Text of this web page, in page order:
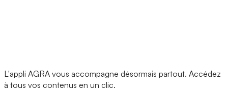
L'appli AGRA vous accompagne désormais partout. Accédez
à tous vos contenus en un clic.